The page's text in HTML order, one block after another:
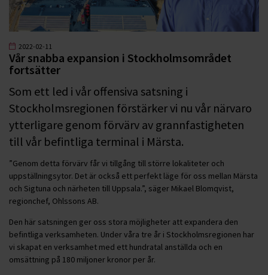
2022-02-11
Vår snabba expansion i Stockholmsområdet
fortsätter
Som ett led i vår offensiva satsning i
Stockholmsregionen förstärker vi nu vår närvaro
ytterligare genom förvärv av grannfastigheten
till vår befintliga terminal i Märsta.
”Genom detta förvärv får vi tillgång till större lokaliteter och
uppställningsytor. Det är också ett perfekt läge för oss mellan Märsta
och Sigtuna och närheten till Uppsala.”, säger Mikael Blomqvist,
regionchef, Ohlssons AB.
Den här satsningen ger oss stora möjligheter att expandera den
befintliga verksamheten. Under våra tre år i Stockholmsregionen har
vi skapat en verksamhet med ett hundratal anställda och en
omsättning på 180 miljoner kronor per år.